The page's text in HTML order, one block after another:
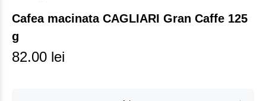
Cafea macinata CAGLIARI Gran Caffe 125
g
82.00 lei